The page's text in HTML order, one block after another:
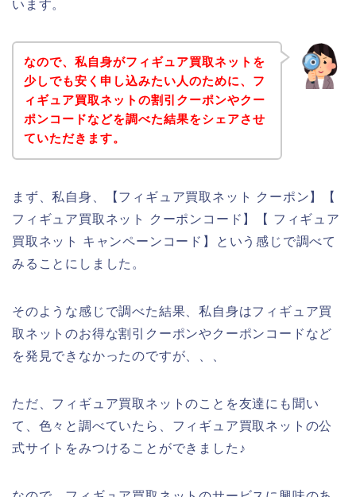
います。
なので、私自身がフィギュア買取ネットを
少しでも安く申し込みたい人のために、フ
ィギュア買取ネットの割引クーポンやクー
ポンコードなどを調べた結果をシェアさせ
ていただきます。
まず、私自身、【フィギュア買取ネット クーポン】【
フィギュア買取ネット クーポンコード】【 フィギュア
買取ネット キャンペーンコード】という感じで調べて
みることにしました。
そのような感じで調べた結果、私自身はフィギュア買
取ネットのお得な割引クーポンやクーポンコードなど
を発見できなかったのですが、、、
ただ、フィギュア買取ネットのことを友達にも聞い
て、色々と調べていたら、フィギュア買取ネットの公
式サイトをみつけることができました♪